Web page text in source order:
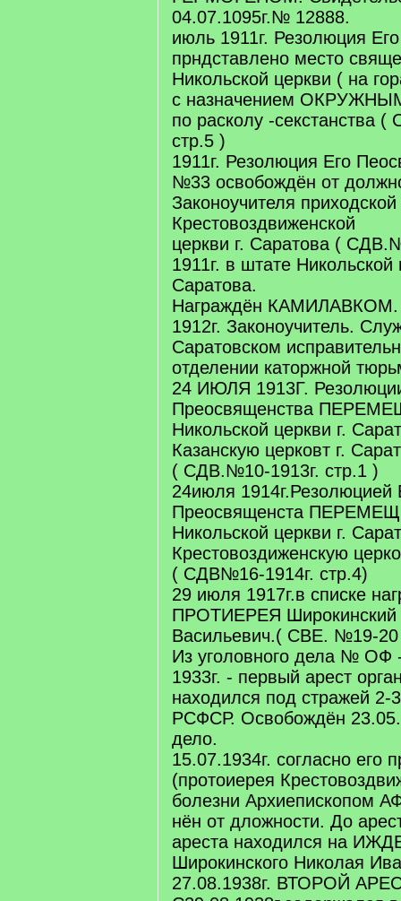
04.07.1095г.№ 12888.
июль 1911г. Резолюция
прндставлено место
Никольской церкви ( на
с назначением
по расколу -секстанства
стр.5 )
1911г. Резолюция Его
№33 освобождён от
Законоучителя
Крестовоздвиженской
церкви г. Саратова (
1911г. в штате Никольской
Саратова.
Награждён КАМИЛАВКОМ.
1912г. Законоучитель.
Саратовском
отделении каторжной
24 ИЮЛЯ 1913Г.
Преосвященства
Никольской церкви г.
Казанскую церковт г.
( СДВ.№10-1913г. стр.1 )
24июля 1914г.Резолюцией
Преосвященста
Никольской церкви г.
Крестовоздиженскую
( СДВ№16-1914г. стр.4)
29 июля 1917г.в списке
ПРОТИЕРЕЯ Широкинский
Васильевич.( СВЕ. №19-20
Из уголовного дела № ОФ
1933г. - первый арест
находился под стражей
РСФСР. Освобождён
дело.
15.07.1934г. согласно
(протоиерея
болезни Архиепископом
нён от дложности. До
ареста находился на
Широкинского Николая
27.08.1938г. ВТОРОЙ